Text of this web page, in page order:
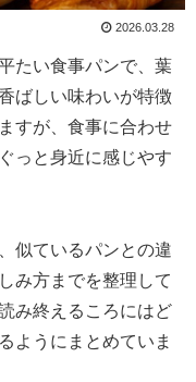
2026.03.28
たい食事パンで、葉
ばしい味わいが特徴
すが、食事に合わせ
っと身近に感じやす
似ているパンとの違
み方までを整理して
み終えるころにはど
ようにまとめていま